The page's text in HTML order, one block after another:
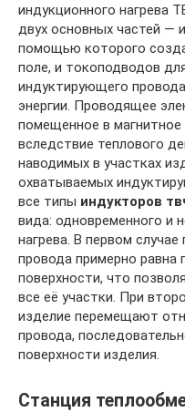
индукционного нагрева
двух основных частей —
помощью которого
поле, и токоподводов
индуктирующего
энергии. Проводящее
помещенное в магнитное
вследствие теплового
наводимых в участках
охватываемых
все типы индукторов
вида: одновременного и
нагрева. В первом
провода примерно равна
поверхности, что
все её участки. При
изделие перемещают
провода,
поверхности изделия.
Станция